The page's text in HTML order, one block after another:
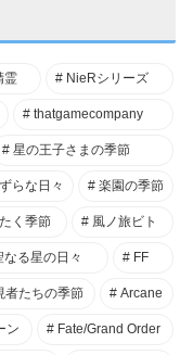
霊 NieRシリーズ
thatgamecompany
星の王子さまの季節
らな日々 楽園の季節
く季節 風ノ旅ビト
なる星の日々 FF
者たちの季節 Arcane
ン Fate/Grand Order